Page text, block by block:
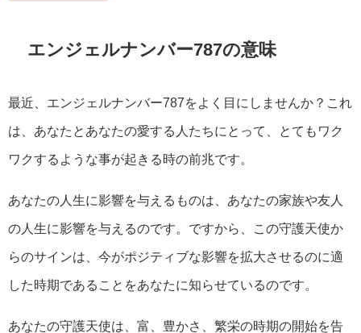
エンジェルナンバー787の意味
最近、エンジェルナンバー787をよく目にしませんか？これ
は、あなたとあなたの愛する人たちにとって、とてもワク
ワクするような事が起きる時の前兆です。
あなたの人生に影響を与えるものは、あなたの家族や友人
の人生に影響を与えるのです。ですから、この守護天使か
らのサインは、今がポジティブな影響を拡大させるのに適
した時期であることをあなたに知らせているのです。
あなたの守護天使は、富、豊かさ、繁栄の時期の開始を告